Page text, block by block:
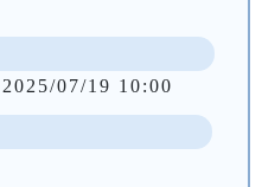
07/19 10:00